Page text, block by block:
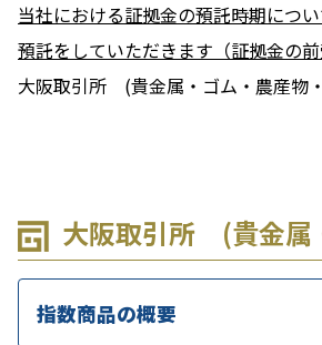
当社における証拠金の預託時期につ
預託をしていただきます（証拠金の前
大阪取引所 (貴金属・ゴム・農産物
大阪取引所 (貴金属
指数商品の概要